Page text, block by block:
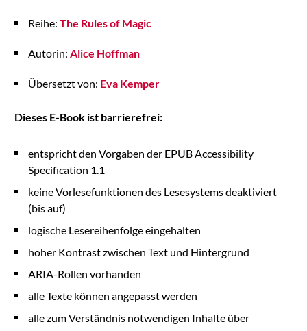
Übersetzt von: Eva Kemper
Reihe: The Rules of Magic
Autorin: Alice Hoffman
Dieses E-Book ist barrierefrei:
entspricht den Vorgaben der EPUB Accessibility
Specification 1.1
keine Vorlesefunktionen des Lesesystems deaktiviert
(bis auf)
logische Lesereihenfolge eingehalten
hoher Kontrast zwischen Text und Hintergrund
ARIA-Rollen vorhanden
alle Texte können angepasst werden
alle zum Verständnis notwendigen Inhalte über